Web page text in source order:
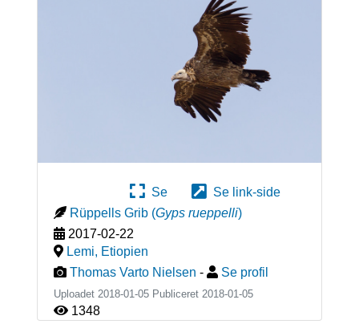
Se
Se link-side
Rüppells Grib (Gyps rueppelli)
2017-02-22
Lemi, Etiopien
Thomas Varto Nielsen - Se profil
Uploadet 2018-01-05 Publiceret 2018-01-05
1348